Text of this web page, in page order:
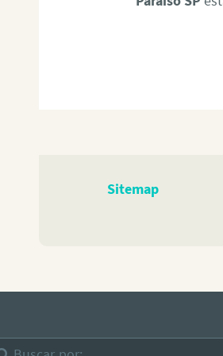
Sitemap